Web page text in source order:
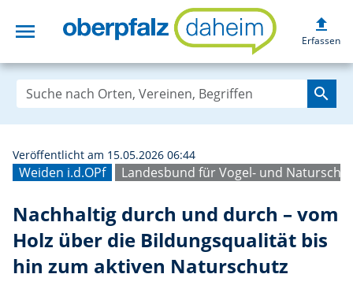
menu Nachhaltig
upload
Erfassen
search
Weiden i.d.OPf Landesbund für Vogel- und
Veröffentlicht am 15.05.2026 06:44
Nachhaltig durch und durch – vom
Holz über die Bildungsqualität bis
hin zum aktiven Naturschutz